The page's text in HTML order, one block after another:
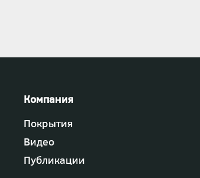
Футер
-
меню
"Компания"
Покрытия
Видео
Публикации